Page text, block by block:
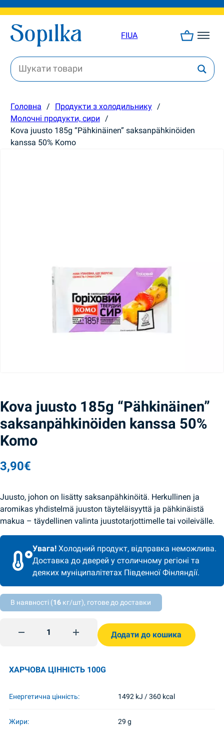
FIUA
Головна / Продукти з холодильнику /
Молочні продукти, сири /
Kova juusto 185g “Pähkinäinen” saksanpähkinöiden
kanssa 50% Komo
Kova juusto 185g “Pähkinäinen”
saksanpähkinöiden kanssa 50%
Komo
3,90€
Juusto, johon on lisätty saksanpähkinöitä. Herkullinen ja
aromikas yhdistelmä juuston täyteläisyyttä ja pähkinäistä
makua – täydellinen valinta juustotarjottimelle tai voileivälle.
Увага! Холодний продукт, відправка неможлива.
Доставка до дверей у столичному регіоні та
деяких муніципалітетах Південної Фінляндії.
В наявності (16 кг/шт), готове до доставки
Kova juusto 185g "Pähkinäinen" saksanpähkinöiden
Додати до кошика
ХАРЧОВА ЦІННІСТЬ 100G
Енергетична цінність: 1492 kJ / 360 kcal
Жири: 29 g